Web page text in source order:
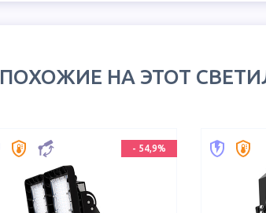
ПОХОЖИЕ НА ЭТОТ
- 54,9%